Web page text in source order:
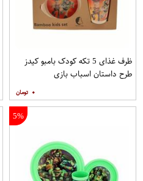
ظرف غذای 5 تکه کودک بامبو کیدز
طرح داستان اسباب بازی
۰
5%